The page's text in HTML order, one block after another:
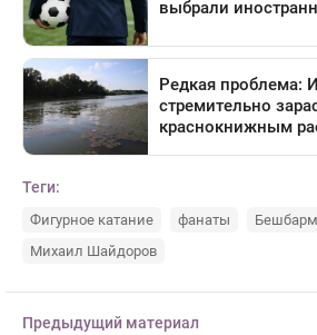
Теги:
Фигурное катание фанаты
Михаил Шайдоров
Предыдущий материал